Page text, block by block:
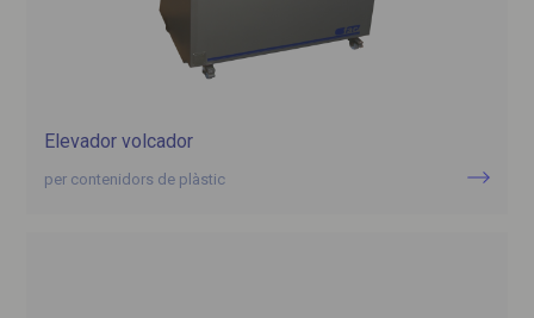
Elevador volcador
per contenidors de plàstic